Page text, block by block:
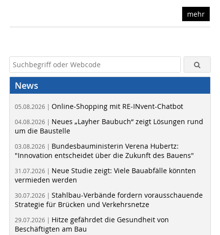
mehr
News
05.08.2026 | Online-Shopping mit RE-INvent-Chatbot
04.08.2026 | Neues „Layher Baubuch“ zeigt Lösungen rund
um die Baustelle
03.08.2026 | Bundesbauministerin Verena Hubertz:
"Innovation entscheidet über die Zukunft des Bauens"
31.07.2026 | Neue Studie zeigt: Viele Bauabfälle könnten
vermieden werden
30.07.2026 | Stahlbau-Verbände fordern vorausschauende
Strategie für Brücken und Verkehrsnetze
29.07.2026 | Hitze gefährdet die Gesundheit von
Beschäftigten am Bau